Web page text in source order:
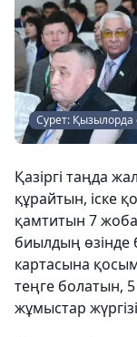
Сурет: Қызылорда
Қазіргі таңда
құрайтын, іске
қамтитын 7
биылдың өзінде
картасына
теңге болатын, 5
жұмыстар